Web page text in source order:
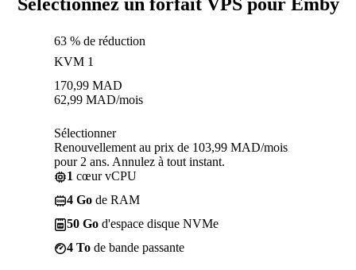
Sélectionnez un forfait VPS pour Emby
63 % de réduction
KVM 1
170,99 MAD
62,99 MAD/mois
Sélectionner
Renouvellement au prix de 103,99 MAD/mois
pour 2 ans. Annulez à tout instant.
1 cœur vCPU
4 Go de RAM
50 Go d'espace disque NVMe
4 To de bande passante